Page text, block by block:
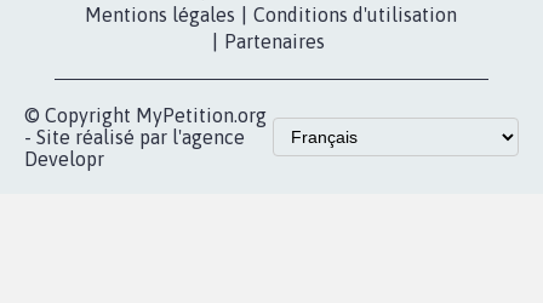
Mentions légales
Conditions d'utilisation
Partenaires
© Copyright MyPetition.org
- Site réalisé par l'agence
Developr